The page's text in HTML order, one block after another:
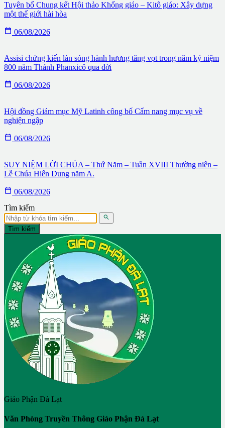
Tuyên bố Chung kết Hội thảo Khổng giáo – Kitô giáo: Xây dựng
một thế giới hài hòa
 06/08/2026
Assisi chứng kiến làn sóng hành hương tăng vọt trong năm kỷ niệm
800 năm Thánh Phanxicô qua đời
 06/08/2026
Hội đồng Giám mục Mỹ Latinh công bố Cẩm nang mục vụ về
nghiện ngập
 06/08/2026
SUY NIỆM LỜI CHÚA – Thứ Năm – Tuần XVIII Thường niên –
Lễ Chúa Hiển Dung năm A.
 06/08/2026
Tìm kiếm

Tìm kiếm
Giáo Phận Đà Lạt
Văn Phòng Truyền Thông Giáo Phận Đà Lạt